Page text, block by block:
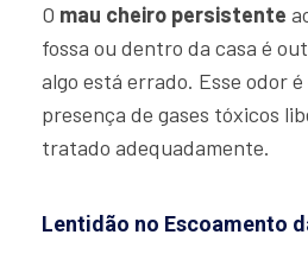
O mau cheiro persistente
fossa ou dentro da casa é
algo está errado. Esse odor
presença de gases tóxicos
tratado adequadamente.
Lentidão no Escoamento